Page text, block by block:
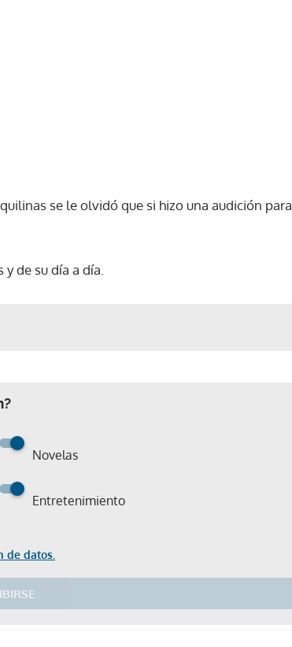
se le olvidó que si hizo una audición para
de su día a día.
Novelas
Entretenimiento
de datos.